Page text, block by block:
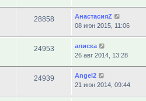
28858
АнастасияZ
08 июн 2015, 11:06
24953
алиска
26 авг 2014, 13:28
24939
Angel2
21 июн 2014, 09:44